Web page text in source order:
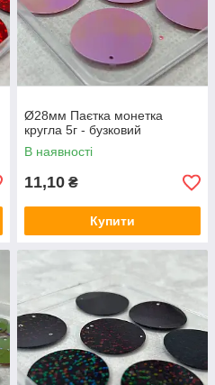
Ø28мм Паєтка монетка
кругла 5г - бузковий
В наявності
11,10 ₴
Купити